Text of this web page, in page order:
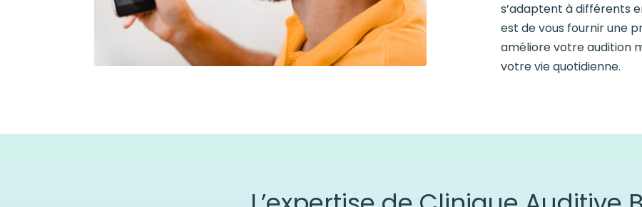
s’adaptent à différents
est de vous fournir une
améliore votre audition
votre vie quotidienne.